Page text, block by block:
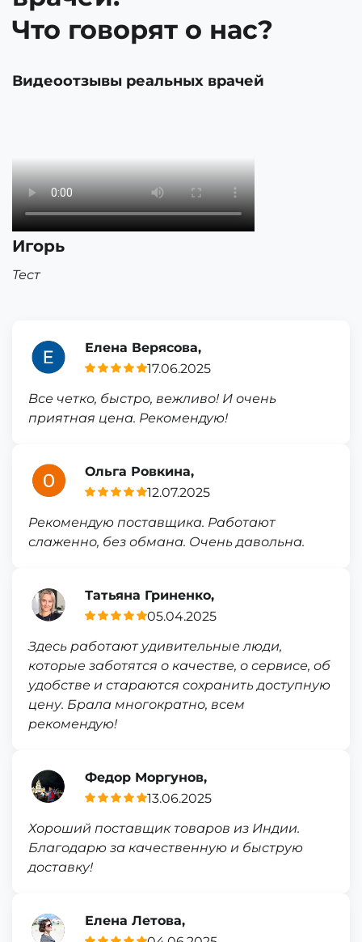
Что говорят о нас?
Видеоотзывы реальных врачей
Игорь
Тест
Елена Верясова,
17.06.2025
Все четко, быстро, вежливо! И очень
приятная цена. Рекомендую!
Ольга Ровкина,
12.07.2025
Рекомендую поставщика. Работают
слаженно, без обмана. Очень давольна.
Татьяна Гриненко,
05.04.2025
Здесь работают удивительные люди,
которые заботятся о качестве, о сервисе, об
удобстве и стараются сохранить доступную
цену. Брала многократно, всем
рекомендую!
Федор Моргунов,
13.06.2025
Хороший поставщик товаров из Индии.
Благодарю за качественную и быструю
доставку!
Елена Летова,